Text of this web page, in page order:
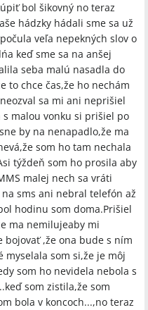
bol šikovný no teraz
hádzky hádali sme sa už
veľa nepekných slov o
keď sme sa na anšej
seba malú nasadla do
to chce čas,že ho nechám
sa mi ani neprišiel
s malou vonku si prišiel po
by na nenapadlo,že ma
som ho tam nechala
týždeň som ho prosila aby
malej nech sa vráti
sms ani nebral telefón až
hodinu som doma.Prišiel
ma nemilujeaby mi
bojovať ,že ona bude s ním
myselala som si,že je môj
som ho nevidela nebola s
som zistila,že som
bola v koncoch...,no teraz